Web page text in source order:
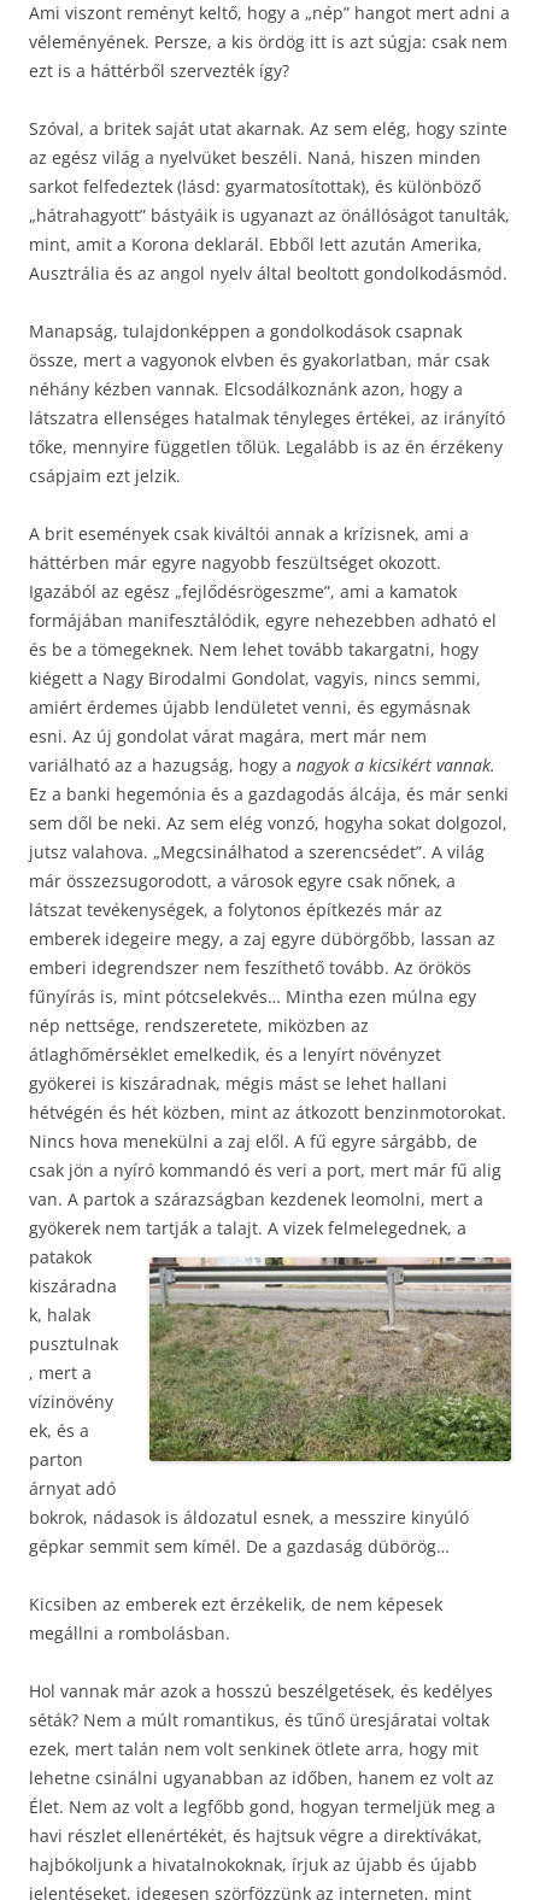
Ami viszont reményt keltő, hogy a „nép” hangot mert adni a
véleményének. Persze, a kis ördög itt is azt súgja: csak nem
ezt is a háttérből szervezték így?
Szóval, a britek saját utat akarnak. Az sem elég, hogy szinte
az egész világ a nyelvüket beszéli. Naná, hiszen minden
sarkot felfedeztek (lásd: gyarmatosítottak), és különböző
„hátrahagyott” bástyáik is ugyanazt az önállóságot tanulták,
mint, amit a Korona deklarál. Ebből lett azután Amerika,
Ausztrália és az angol nyelv által beoltott gondolkodásmód.
Manapság, tulajdonképpen a gondolkodások csapnak
össze, mert a vagyonok elvben és gyakorlatban, már csak
néhány kézben vannak. Elcsodálkoznánk azon, hogy a
látszatra ellenséges hatalmak tényleges értékei, az irányító
tőke, mennyire független tőlük. Legalább is az én érzékeny
csápjaim ezt jelzik.
A brit események csak kiváltói annak a krízisnek, ami a
háttérben már egyre nagyobb feszültséget okozott.
Igazából az egész „fejlődésrögeszme”, ami a kamatok
formájában manifesztálódik, egyre nehezebben adható el
és be a tömegeknek. Nem lehet tovább takargatni, hogy
kiégett a Nagy Birodalmi Gondolat, vagyis, nincs semmi,
amiért érdemes újabb lendületet venni, és egymásnak
esni. Az új gondolat várat magára, mert már nem
variálható az a hazugság, hogy a nagyok a kicsikért vannak.
Ez a banki hegemónia és a gazdagodás álcája, és már senki
sem dől be neki. Az sem elég vonzó, hogyha sokat dolgozol,
jutsz valahova. „Megcsinálhatod a szerencsédet”. A világ
már összezsugorodott, a városok egyre csak nőnek, a
látszat tevékenységek, a folytonos építkezés már az
emberek idegeire megy, a zaj egyre dübörgőbb, lassan az
emberi idegrendszer nem feszíthető tovább. Az örökös
fűnyírás is, mint pótcselekvés… Mintha ezen múlna egy
nép nettsége, rendszeretete, miközben az
átlaghőmérséklet emelkedik, és a lenyírt növényzet
gyökerei is kiszáradnak, mégis mást se lehet hallani
hétvégén és hét közben, mint az átkozott benzinmotorokat.
Nincs hova menekülni a zaj elől. A fű egyre sárgább, de
csak jön a nyíró kommandó és veri a port, mert már fű alig
van. A partok a szárazságban kezdenek leomolni, mert a
gyökerek nem tartják a talajt. A vizek felmelegednek, a
patakok
kiszáradna
k, halak
pusztulnak
, mert a
vízinövény
ek, és a
parton
árnyat adó
bokrok, nádasok is áldozatul esnek, a messzire kinyúló
gépkar semmit sem kímél. De a gazdaság dübörög…
Kicsiben az emberek ezt érzékelik, de nem képesek
megállni a rombolásban.
Hol vannak már azok a hosszú beszélgetések, és kedélyes
séták? Nem a múlt romantikus, és tűnő üresjáratai voltak
ezek, mert talán nem volt senkinek ötlete arra, hogy mit
lehetne csinálni ugyanabban az időben, hanem ez volt az
Élet. Nem az volt a legfőbb gond, hogyan termeljük meg a
havi részlet ellenértékét, és hajtsuk végre a direktívákat,
hajbókoljunk a hivatalnokoknak, írjuk az újabb és újabb
jelentéseket, idegesen szörfözzünk az interneten, mint